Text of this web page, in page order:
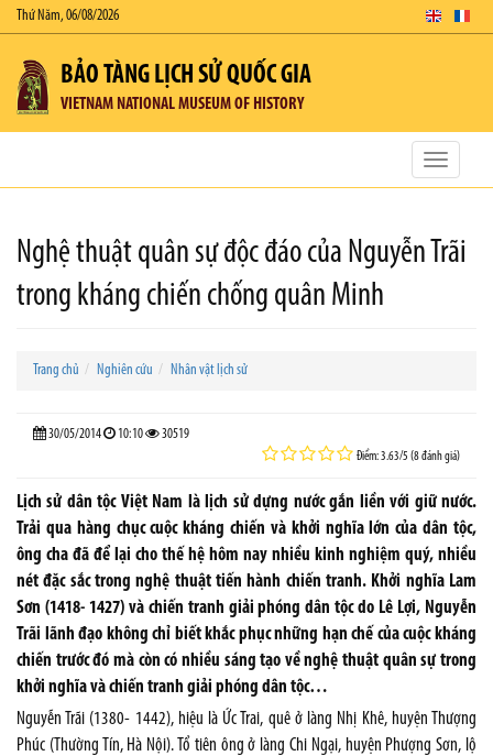
Thứ Năm, 06/08/2026
BẢO TÀNG LỊCH SỬ QUỐC GIA
VIETNAM NATIONAL MUSEUM OF HISTORY
Toggle
Nghệ thuật quân sự độc đáo của Nguyễn Trãi
trong kháng chiến chống quân Minh
Trang chủ Nghiên cứu Nhân vật lịch sử
30/05/2014 10:10 30519
Điểm: 3.63/5 (8 đánh giá)
Lịch sử dân tộc Việt Nam là lịch sử dựng nước gắn liền với giữ nước.
Trải qua hàng chục cuộc kháng chiến và khởi nghĩa lớn của dân tộc,
ông cha đã để lại cho thế hệ hôm nay nhiều kinh nghiệm quý, nhiều
nét đặc sắc trong nghệ thuật tiến hành chiến tranh. Khởi nghĩa Lam
Sơn (1418- 1427) và chiến tranh giải phóng dân tộc do Lê Lợi, Nguyễn
Trãi lãnh đạo không chỉ biết khắc phục những hạn chế của cuộc kháng
chiến trước đó mà còn có nhiều sáng tạo về nghệ thuật quân sự trong
khởi nghĩa và chiến tranh giải phóng dân tộc…
Nguyễn Trãi (1380- 1442), hiệu là Ức Trai, quê ở làng Nhị Khê, huyện Thượng
Phúc (Thường Tín, Hà Nội). Tổ tiên ông ở làng Chi Ngại, huyện Phượng Sơn, lộ